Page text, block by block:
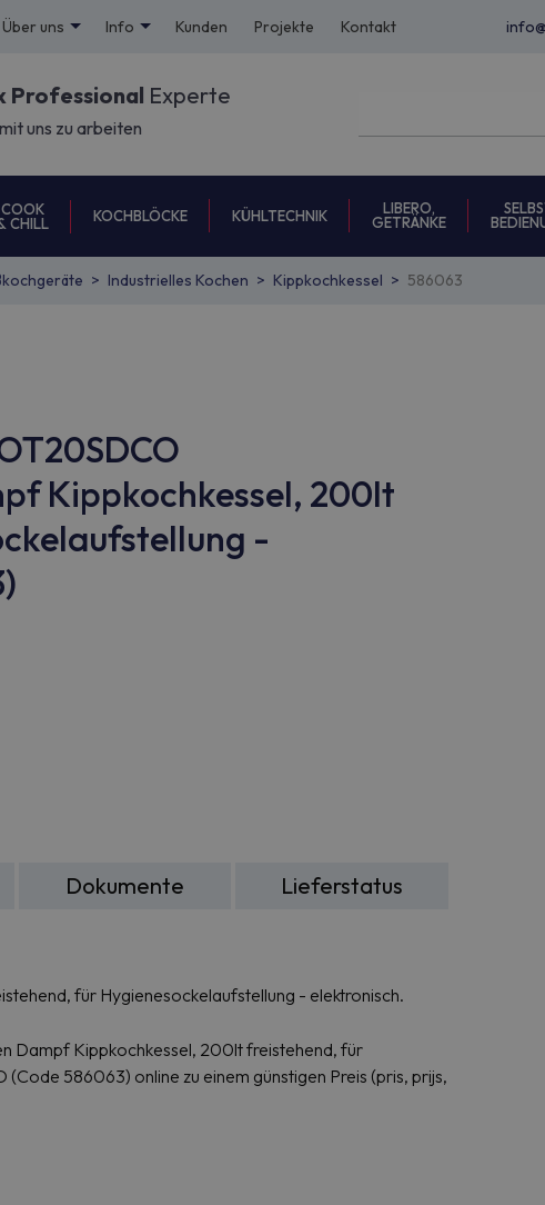
Über uns Info Kunden Projekte Kontakt
Professional Experte
uns zu arbeiten
COOK
CHILL
KOCHBLÖCKE KÜHLTECHNIK
LIBERO,
GETRÄNKE
Industrielles Kochen Kippkochkessel 586063
Kippkochkessel, 200lt
-
Dokumente Lieferstatus
für Hygienesockelaufstellung - elektronisch.
Dampf Kippkochkessel, 200lt freistehend, für
586063) online zu einem günstigen Preis (pris, prijs,